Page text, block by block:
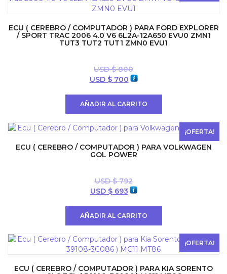
ECU ( CEREBRO / COMPUTADOR ) PARA FORD EXPLORER
/ SPORT TRAC 2006 4.0 V6 6L2A-12A650 EVU0 ZMN1
TUT3 TUT2 TUT1 ZMN0 EVU1
USD $800
El
era:
$ 800.
USD $700El
es:
$ 700.
AÑADIR AL CARRITO
¡OFERTA!
ECU ( CEREBRO / COMPUTADOR ) PARA VOLKWAGEN
GOL POWER
USD $792
El
era:
$ 792.
USD $693El
es:
$ 693.
AÑADIR AL CARRITO
¡OFERTA!
ECU ( CEREBRO / COMPUTADOR ) PARA KIA SORENTO